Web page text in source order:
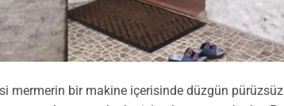
bir makine içerisinde düzgün pürüzsüz